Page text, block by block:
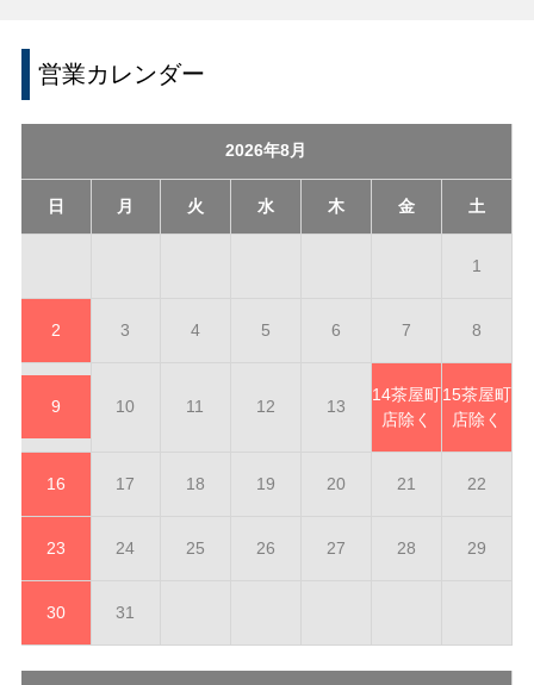
営業カレンダー
2026年8月
日 月 火 水 木 金 土
1
2 3 4 5 6 7 8
9 10 11 12 13
14茶屋町
店除く
15茶屋町
店除く
16 17 18 19 20 21 22
23 24 25 26 27 28 29
30 31